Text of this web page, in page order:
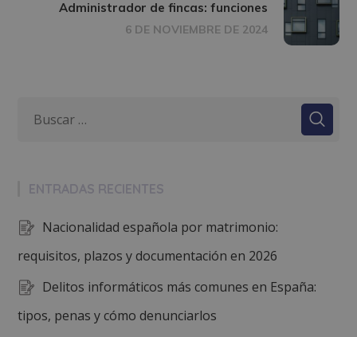
Administrador de fincas: funciones
6 DE NOVIEMBRE DE 2024
ENTRADAS RECIENTES
Nacionalidad española por matrimonio:
requisitos, plazos y documentación en 2026
Delitos informáticos más comunes en España:
tipos, penas y cómo denunciarlos